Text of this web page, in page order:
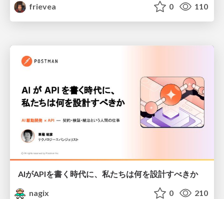
frievea
0 110
AIがAPIを書く時代に、私たちは何を設計すべきか
nagix
0 210